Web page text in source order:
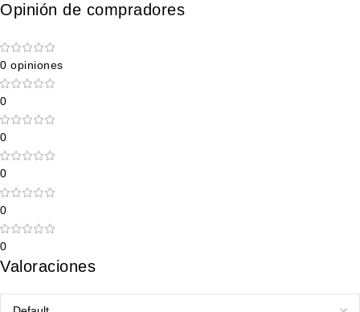
Opinión de compradores
0 opiniones
0
0
0
0
0
Valoraciones